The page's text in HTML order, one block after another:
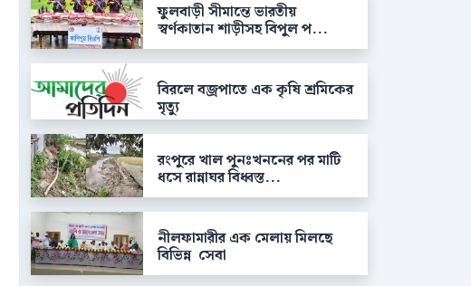
ফুলবাড়ী সীমান্তে ভারতীয়
স্বর্ণকাতান শাড়ীসহ বিপুল প...
বিরলে বজ্রপাতে এক কৃষি শ্রমিকের
মৃত্যু
রংপুরে খাল পুনঃখননের পর মাটি
ধসে রান্নাঘর বিধ্বস্ত...
নীলফামারীর এক মেলায় মিলছে
বিভিন্ন সেবা